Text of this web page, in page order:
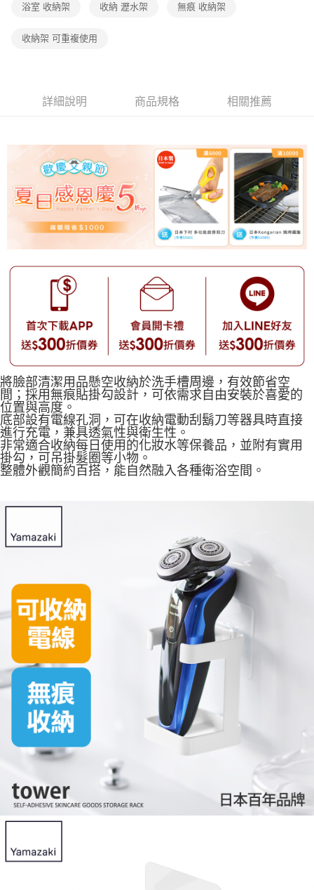
浴室 收納架 收納 瀝水架 無痕 收納架
收納架 可重複使用
詳細說明 商品規格 相關推薦
將臉部清潔用品懸空收納於洗手槽周邊，有效節省空
間；採用無痕貼掛勾設計，可依需求自由安裝於喜愛的
位置與高度。
底部設有電線孔洞，可在收納電動刮鬍刀等器具時直接
進行充電，兼具透氣性與衛生性。
非常適合收納每日使用的化妝水等保養品，並附有實用
掛勾，可吊掛髮圈等小物。
整體外觀簡約百搭，能自然融入各種衛浴空間。